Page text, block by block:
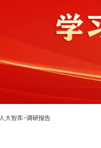
人大智库>调研报告